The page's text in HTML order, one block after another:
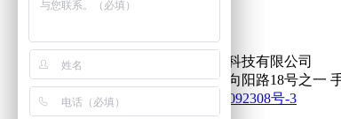
联系我们
版权所有：东莞市蓝威自动化科技有限公司
公司地址：东莞市桥头镇田新向阳路18号之一
技术支持:光龙网络 粤ICP备15092308号-3